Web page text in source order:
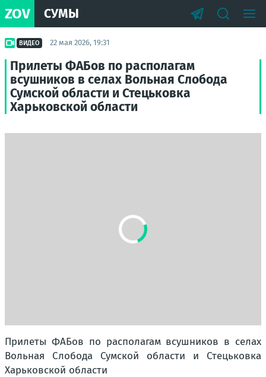
ZOV СУМЫ
ВИДЕО 22 мая 2026, 19:31
Прилеты ФАБов по располагам
всушников в селах Вольная Слобода
Сумской области и Стецьковка
Харьковской области
Прилеты ФАБов по располагам всушников в селах
Вольная Слобода Сумской области и Стецьковка
Харьковской области